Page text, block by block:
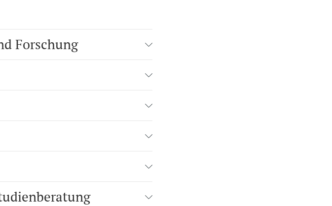
Forschung